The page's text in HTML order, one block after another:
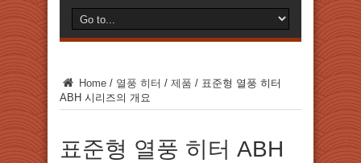
Home / 열풍 히터 / 제품 / 표준형 열풍 히터
ABH 시리즈의 개요
표준형 열풍 히터 ABH